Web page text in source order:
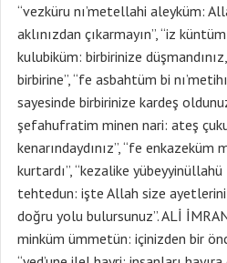
“vezküru nı’metellahi aleyküm:
aklınızdan çıkarmayın”, “iz
kulubiküm: birbirinize
birbirine”, “fe asbahtüm bi
sayesinde birbirinize kardeş
şefahufratim minen nari: ateş
kenarındaydınız”, “fe enkazeküm
kurtardı”, “kezalike
tehtedun: işte Allah size ayetlerini
doğru yolu bulursunuz”. ALİ
minküm ümmetün: içinizden bir